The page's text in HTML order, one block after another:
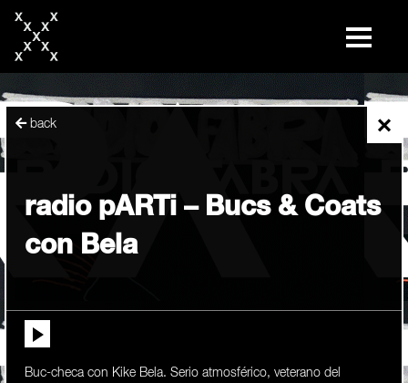
content
×
back
radio pARTi – Bucs & Coats
con Bela
Buc-checa con Kike Bela. Serio atmosférico, veterano del